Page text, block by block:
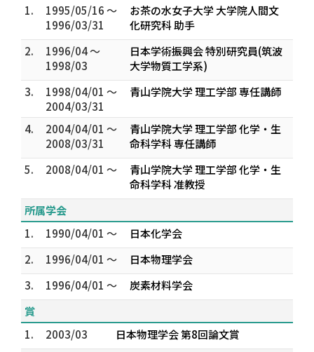
1.
1995/05/16 ～
1996/03/31
お茶の水女子大学 大学院人間文
化研究科 助手
2.
1996/04 ～
1998/03
日本学術振興会 特別研究員(筑波
大学物質工学系)
3.
1998/04/01 ～
2004/03/31
青山学院大学 理工学部 専任講師
4.
2004/04/01 ～
2008/03/31
青山学院大学 理工学部 化学・生
命科学科 専任講師
5.
2008/04/01 ～
青山学院大学 理工学部 化学・生
命科学科 准教授
所属学会
1.
1990/04/01 ～
日本化学会
2.
1996/04/01 ～
日本物理学会
3.
1996/04/01 ～
炭素材料学会
賞
1.
2003/03
日本物理学会 第8回論文賞